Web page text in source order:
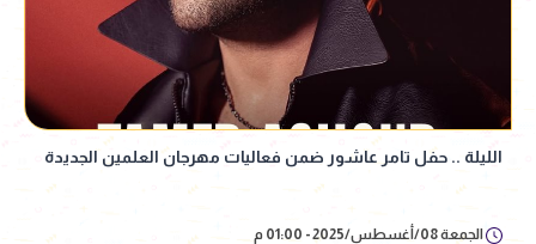
الليلة .. حفل تامر عاشور ضمن فعاليات مهرجان العلمين الجديدة
الجمعة 08/أغسطس/2025 - 01:00 م